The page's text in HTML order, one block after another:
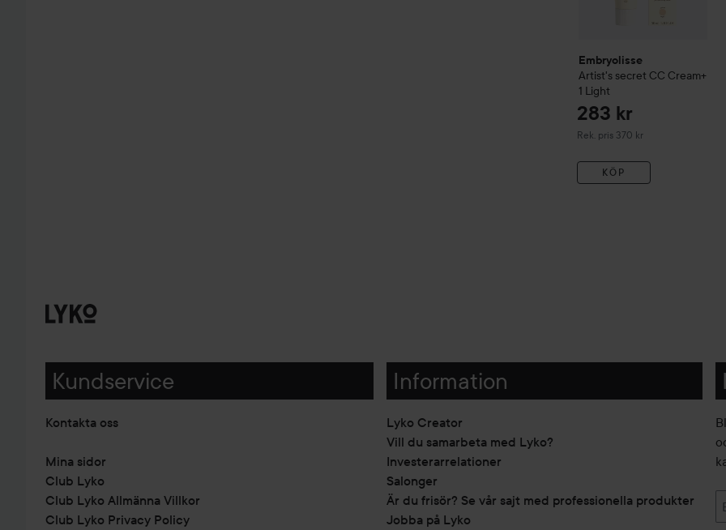
Embryolisse
Artist's secret CC Cream+
1 Light
283 kr
Rek. pris 370 kr
Rekommenderat pris 370 kr
KÖP
Kundservice
Kontakta oss
Mina sidor
Club Lyko
Club Lyko Allmänna Villkor
Club Lyko Privacy Policy
Information
Lyko Creator
Vill du samarbeta med Lyko?
Investerarrelationer
Salonger
Är du frisör? Se vår sajt med professionella produkter
Jobba på Lyko